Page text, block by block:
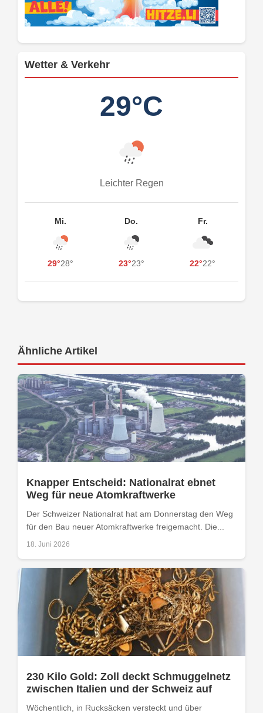
Wetter & Verkehr
29°C
Leichter Regen
Mi.
29°28°
Do.
23°23°
Fr.
22°22°
Ähnliche Artikel
Knapper Entscheid: Nationalrat ebnet
Weg für neue Atomkraftwerke
Der Schweizer Nationalrat hat am Donnerstag den Weg
für den Bau neuer Atomkraftwerke freigemacht. Die...
18. Juni 2026
230 Kilo Gold: Zoll deckt Schmuggelnetz
zwischen Italien und der Schweiz auf
Wöchentlich, in Rucksäcken versteckt und über